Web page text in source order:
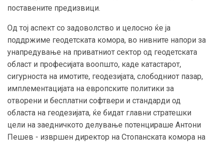
поставените предизвици.
Од тој аспект со задоволство и целосно ќе ја
поддржиме геодетската комора, во нивните напори за
унапредување на приватниот сектор од геодетската
област и професијата воопшто, каде катастарот,
сигурноста на имотите, геодезијата, слободниот пазар,
имплементацијата на европските политики за
отворени и бесплатни софтвери и стандарди од
областа на геодезијата, ќе бидат главни стратешки
цели на заедничкото делување потенцираше Антони
Пешев - извршен директор на Стопанската комора на